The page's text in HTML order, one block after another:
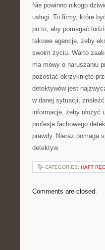
Nie powinno nikogo
usługi. To firmy, które
po to, aby pomagać
takowe agencje, żeby
swoim życiu. Warto
ma mowy o naruszaniu
pozostać okrzyknięte
detektywów jest
w danej sytuacji,
informacje, żeby ułożyć
profesja fachowego
prawdy. Nieraz pomaga
detektyw.
CATEGORIES: HAFT
Comments are closed.